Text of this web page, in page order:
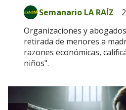
Organizaciones y
retirada de menores a
razones económicas,
niños".
Semanario LA RAÍZ